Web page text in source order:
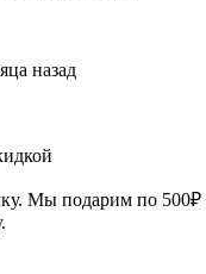
назад
Мы подарим по 500₽